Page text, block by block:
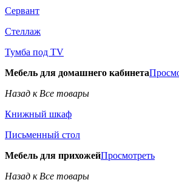
Сервант
Стеллаж
Тумба под TV
Мебель для домашнего кабинета
Назад к Все товары
Книжный шкаф
Письменный стол
Мебель для прихожейПросмотреть
Назад к Все товары